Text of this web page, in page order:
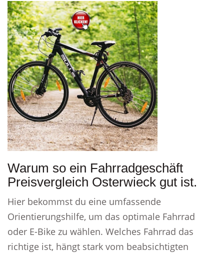
Warum so ein Fahrradgeschäft
Preisvergleich Osterwieck gut ist.
Hier bekommst du eine umfassende
Orientierungshilfe, um das optimale Fahrrad
oder E-Bike zu wählen. Welches Fahrrad das
richtige ist, hängt stark vom beabsichtigten